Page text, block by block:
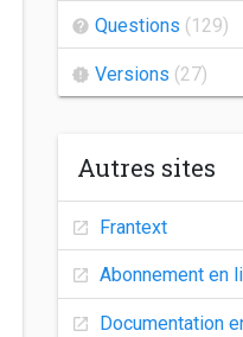
Indisponibilité
Questions (129)
Versions (27)
Autres sites
Frantext
Abonnement en
Documentation